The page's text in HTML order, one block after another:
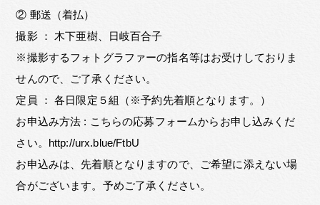
② 郵送（着払）
撮影 ： 木下亜樹、日岐百合子
※撮影するフォトグラファーの指名等はお受けしておりま
せんので、ご了承ください。
定員 ： 各日限定５組（※予約先着順となります。）
お申込み方法 : こちらの応募フォームからお申し込みくだ
さい。 http://urx.blue/FtbU
お申込みは、先着順となりますので、ご希望に添えない場
合がございます。予めご了承ください。